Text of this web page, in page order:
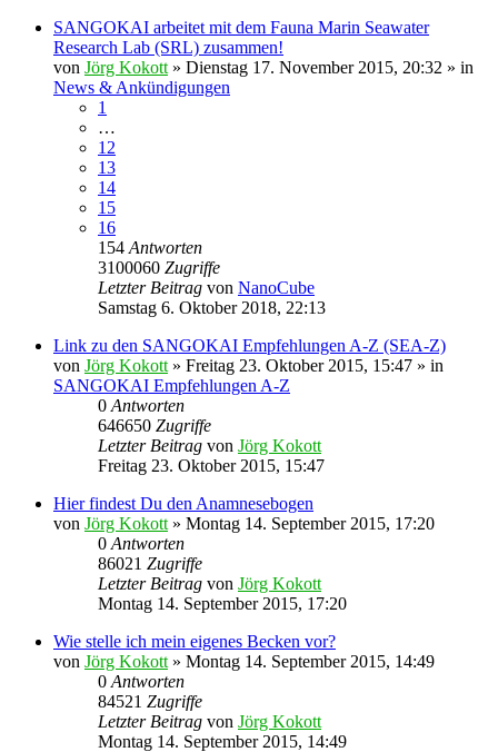
SANGOKAI arbeitet mit dem Fauna Marin Seawater
Research Lab (SRL) zusammen!
von Jörg Kokott » Dienstag 17. November 2015, 20:32 » in
News & Ankündigungen
1
…
12
13
14
15
16
154 Antworten
3100060 Zugriffe
Letzter Beitrag von NanoCube
Samstag 6. Oktober 2018, 22:13
Link zu den SANGOKAI Empfehlungen A-Z (SEA-Z)
von Jörg Kokott » Freitag 23. Oktober 2015, 15:47 » in
SANGOKAI Empfehlungen A-Z
0 Antworten
646650 Zugriffe
Letzter Beitrag von Jörg Kokott
Freitag 23. Oktober 2015, 15:47
Hier findest Du den Anamnesebogen
von Jörg Kokott » Montag 14. September 2015, 17:20
0 Antworten
86021 Zugriffe
Letzter Beitrag von Jörg Kokott
Montag 14. September 2015, 17:20
Wie stelle ich mein eigenes Becken vor?
von Jörg Kokott » Montag 14. September 2015, 14:49
0 Antworten
84521 Zugriffe
Letzter Beitrag von Jörg Kokott
Montag 14. September 2015, 14:49